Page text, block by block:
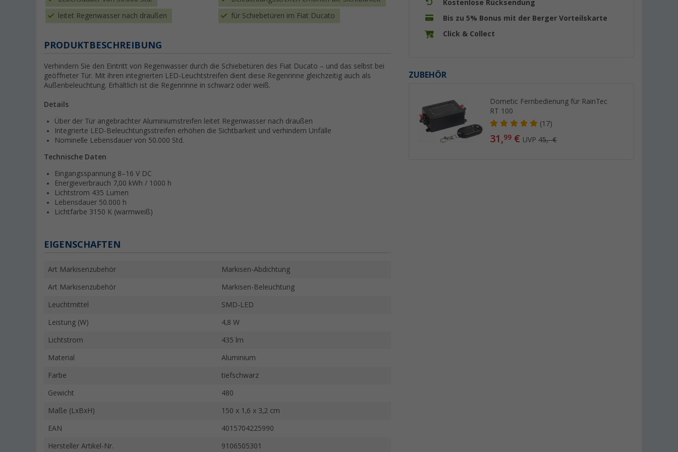
Kostenlose Rücksendung
Bis zu 5% Bonus mit der Berger Vorteilskarte
Click & Collect
ZUBEHÖR
Dometic Fernbedienung für RainTec
RT 100
(17)
31,99 € UVP45,- €
leitet Regenwasser nach draußen für Schiebetüren im Fiat Ducato
PRODUKTBESCHREIBUNG
Verhindern Sie den Eintritt von Regenwasser durch die Schiebetüren des Fiat Ducato – und das selbst bei
geöffneter Tür. Mit ihren integrierten LED-Leuchtstreifen dient diese Regenrinne gleichzeitig auch als
Außenbeleuchtung. Erhältlich ist die Regenrinne in schwarz oder weiß.
Details
Über der Tür angebrachter Aluminiumstreifen leitet Regenwasser nach draußen
Integrierte LED-Beleuchtungsstreifen erhöhen die Sichtbarkeit und verhindern Unfälle
Nominelle Lebensdauer von 50.000 Std.
Technische Daten
Eingangsspannung 8–16 V DC
Energieverbrauch 7,00 kWh / 1000 h
Lichtstrom 435 Lumen
Lebensdauer 50.000 h
Lichtfarbe 3150 K (warmweiß)
EIGENSCHAFTEN
Art Markisenzubehör Markisen-Abdichtung
Art Markisenzubehör Markisen-Beleuchtung
Leuchtmittel SMD-LED
Leistung (W) 4,8 W
Lichtstrom 435 lm
Material Aluminium
Farbe tiefschwarz
Gewicht 480
Maße (LxBxH) 150 x 1,6 x 3,2 cm
EAN 4015704225990
Hersteller Artikel-Nr. 9106505301